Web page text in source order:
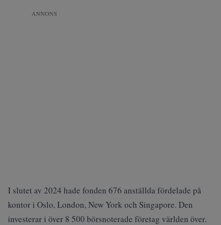
ANNONS
I slutet av 2024 hade fonden 676 anställda fördelade på
kontor i Oslo, London, New York och Singapore. Den
investerar i över 8 500 börsnoterade företag världen över.